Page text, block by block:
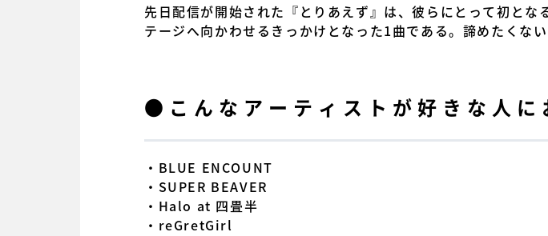
先日配信が開始された『とりあえず』は、彼らにとって初と
テージへ向かわせるきっかけとなった1曲である。諦めたくな
●こんなアーティストが好きな人
・BLUE ENCOUNT
・SUPER BEAVER
・Halo at 四畳半
・reGretGirl